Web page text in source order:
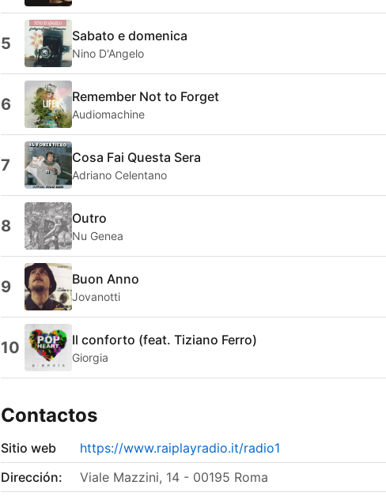
5 Sabato e domenica
Nino D'Angelo
6 Remember Not to Forget
Audiomachine
7 Cosa Fai Questa Sera
Adriano Celentano
8 Outro
Nu Genea
9 Buon Anno
Jovanotti
10 Il conforto (feat. Tiziano Ferro)
Giorgia
Contactos
Sitio web
https://www.raiplayradio.it/radio1
Dirección:
Viale Mazzini, 14 - 00195 Roma